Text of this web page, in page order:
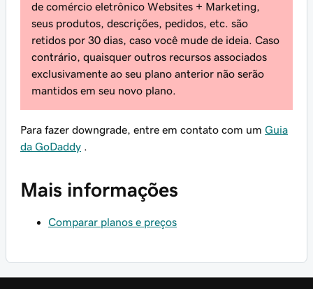
de comércio eletrônico Websites + Marketing,
seus produtos, descrições, pedidos, etc. são
retidos por 30 dias, caso você mude de ideia. Caso
contrário, quaisquer outros recursos associados
exclusivamente ao seu plano anterior não serão
mantidos em seu novo plano.
Para fazer downgrade, entre em contato com um Guia
da GoDaddy
Mais informações
Comparar planos e preços